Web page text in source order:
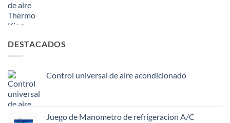
DESTACADOS
Control universal de aire acondicionado
Juego de Manometro de refrigeracion A/C